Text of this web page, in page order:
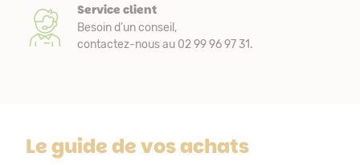
Service client
Besoin d’un conseil,
contactez-nous au 02 99 96 97 31.
Le guide de vos achats